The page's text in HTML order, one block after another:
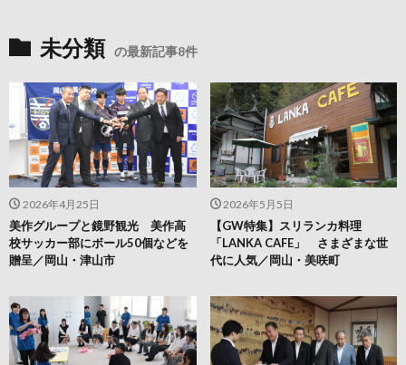
未分類 の最新記事8件
2026年5月5日
【GW特集】スリランカ料理
「LANKA CAFE」 さまざまな世
代に人気／岡山・美咲町
2026年4月25日
美作グループと鏡野観光 美作高
校サッカー部にボール50個などを
贈呈／岡山・津山市